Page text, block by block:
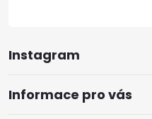
Instagram
Informace pro vás